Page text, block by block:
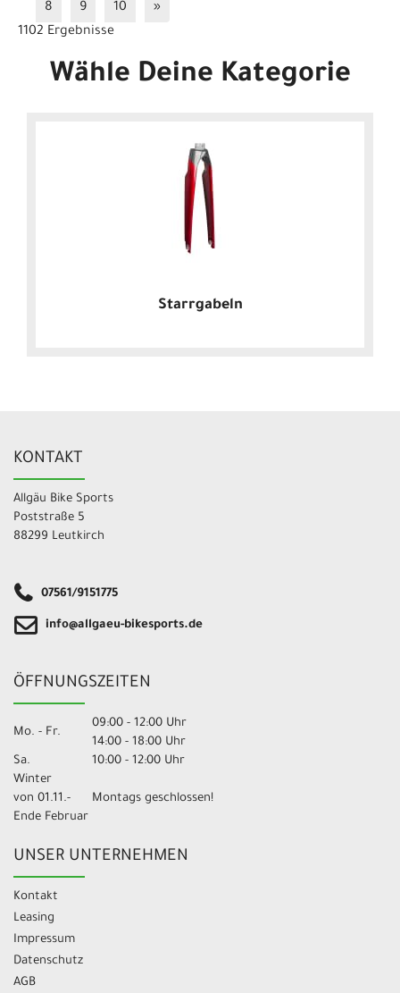
8
9 10
»
1102 Ergebnisse
Wähle Deine Kategorie
Starrgabeln
KONTAKT
Allgäu Bike Sports
Poststraße 5
88299 Leutkirch
07561/9151775
info@allgaeu-bikesports.de
ÖFFNUNGSZEITEN
Mo. - Fr.
09:00 - 12:00 Uhr
14:00 - 18:00 Uhr
Sa.
10:00 - 12:00 Uhr
Winter
von 01.11.-
Ende Februar
Montags geschlossen!
UNSER UNTERNEHMEN
Kontakt
Leasing
Impressum
Datenschutz
AGB